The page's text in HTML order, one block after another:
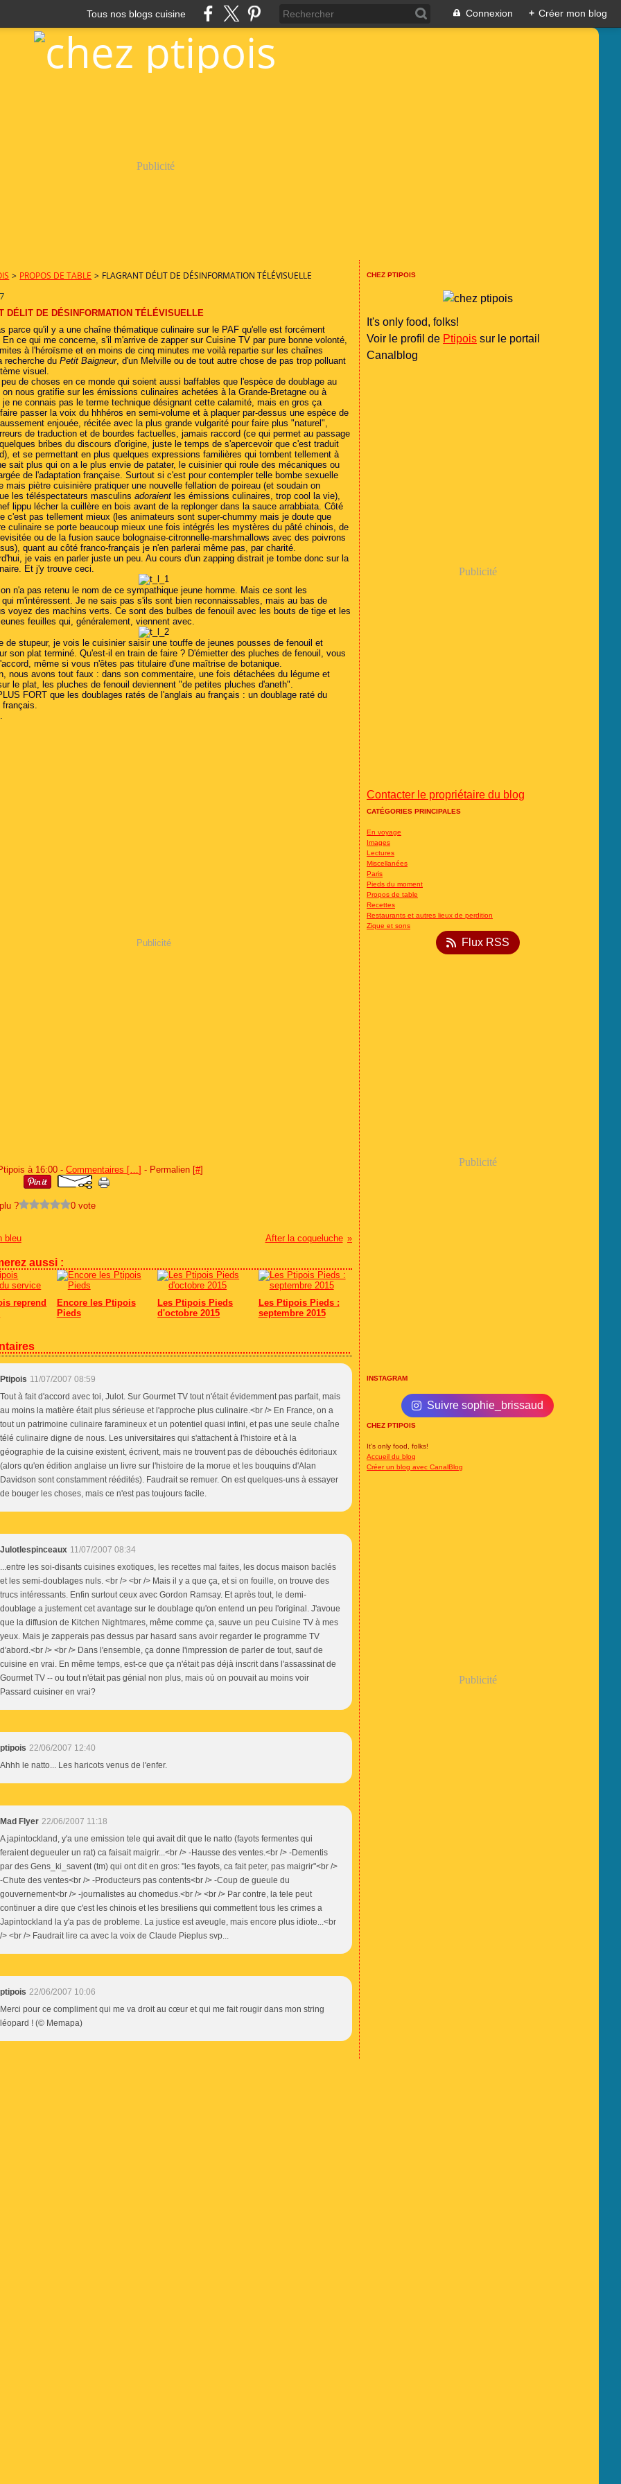
Tous nos blogs cuisine Connexion + Créer mon blog
Publicité
> PROPOS DE TABLE > FLAGRANT DÉLIT DE DÉSINFORMATION TÉLÉVISUELLE
DÉLIT DE DÉSINFORMATION TÉLÉVISUELLE
parce qu'il y a une chaîne thématique culinaire sur le PAF qu'elle est forcément
En ce qui me concerne, s'il m'arrive de zapper sur Cuisine TV par pure bonne volonté,
à l'héroïsme et en moins de cinq minutes me voilà repartie sur les chaînes
recherche duPetit Baigneur, d'un Melville ou de tout autre chose de pas trop polluant
visuel.
de choses en ce monde qui soient aussi baffables que l'espèce de doublage au
on nous gratifie sur les émissions culinaires achetées à la Grande-Bretagne ou à
je ne connais pas le terme technique désignant cette calamité, mais en gros ça
passer la voix du hhhéros en semi-volume et à plaquer par-dessus une espèce de
enjouée, récitée avec la plus grande vulgarité pour faire plus "naturel",
de traduction et de bourdes factuelles, jamais raccord (ce qui permet au passage
bribes du discours d'origine, juste le temps de s'apercevoir que c'est traduit
et se permettant en plus quelques expressions familières qui tombent tellement à
sait plus qui on a le plus envie de patater, le cuisinier qui roule des mécaniques ou
de l'adaptation française. Surtout si c'est pour contempler telle bombe sexuelle
mais piètre cuisinière pratiquer une nouvelle fellation de poireau (et soudain on
les téléspectateurs masculinsadoraient les émissions culinaires, trop cool la vie),
lippu lécher la cuillère en bois avant de la replonger dans la sauce arrabbiata. Côté
c'est pas tellement mieux (les animateurs sont super-chummy mais je doute que
culinaire se porte beaucoup mieux une fois intégrés les mystères du pâté chinois, de
ou de la fusion sauce bolognaise-citronnelle-marshmallows avec des poivrons
quant au côté franco-français je n'en parlerai même pas, par charité.
je vais en parler juste un peu. Au cours d'un zapping distrait je tombe donc sur la
Et j'y trouve ceci.
n'a pas retenu le nom de ce sympathique jeune homme. Mais ce sont les
qui m'intéressent. Je ne sais pas s'ils sont bien reconnaissables, mais au bas de
voyez des machins verts. Ce sont des bulbes de fenouil avec les bouts de tige et les
feuilles qui, généralement, viennent avec.
de stupeur, je vois le cuisinier saisir une touffe de jeunes pousses de fenouil et
son plat terminé. Qu'est-il en train de faire ? D'émietter des pluches de fenouil, vous
même si vous n'êtes pas titulaire d'une maîtrise de botanique.
nous avons tout faux : dans son commentaire, une fois détachées du légume et
le plat, les pluches de fenouil deviennent "de petites pluches d'aneth".
FORT que les doublages ratés de l'anglais au français : un doublage raté du
français.
Publicité
à 16:00 -Commentaires […] - Permalien [#]
? 0 vote
bleu After la coqueluche
aussi :
reprend
Encore les Ptipois
Pieds
Les Ptipois Pieds
d'octobre 2015
Les Ptipois Pieds :
septembre 2015
Ptipois 11/07/2007 08:59
Tout à fait d'accord avec toi, Julot. Sur Gourmet TV tout n'était évidemment pas parfait, mais
au moins la matière était plus sérieuse et l'approche plus culinaire.<br /> En France, on a
tout un patrimoine culinaire faramineux et un potentiel quasi infini, et pas une seule chaîne
télé culinaire digne de nous. Les universitaires qui s'attachent à l'histoire et à la
géographie de la cuisine existent, écrivent, mais ne trouvent pas de débouchés éditoriaux
(alors qu'en édition anglaise un livre sur l'histoire de la morue et les bouquins d'Alan
Davidson sont constamment réédités). Faudrait se remuer. On est quelques-uns à essayer
de bouger les choses, mais ce n'est pas toujours facile.
Julotlespinceaux 11/07/2007 08:34
...entre les soi-disants cuisines exotiques, les recettes mal faites, les docus maison baclés
et les semi-doublages nuls. <br /> <br /> Mais il y a que ça, et si on fouille, on trouve des
trucs intéressants. Enfin surtout ceux avec Gordon Ramsay. Et après tout, le demi-
doublage a justement cet avantage sur le doublage qu'on entend un peu l'original. J'avoue
que la diffusion de Kitchen Nightmares, même comme ça, sauve un peu Cuisine TV à mes
yeux. Mais je zapperais pas dessus par hasard sans avoir regarder le programme TV
d'abord.<br /> <br /> Dans l'ensemble, ça donne l'impression de parler de tout, sauf de
cuisine en vrai. En même temps, est-ce que ça n'était pas déjà inscrit dans l'assassinat de
Gourmet TV -- ou tout n'était pas génial non plus, mais où on pouvait au moins voir
Passard cuisiner en vrai?
ptipois 22/06/2007 12:40
Ahhh le natto... Les haricots venus de l'enfer.
Mad Flyer 22/06/2007 11:18
A japintockland, y'a une emission tele qui avait dit que le natto (fayots fermentes qui
feraient degueuler un rat) ca faisait maigrir...<br /> -Hausse des ventes.<br /> -Dementis
par des Gens_ki_savent (tm) qui ont dit en gros: "les fayots, ca fait peter, pas maigrir"<br />
-Chute des ventes<br /> -Producteurs pas contents<br /> -Coup de gueule du
gouvernement<br /> -journalistes au chomedus.<br /> <br /> Par contre, la tele peut
continuer a dire que c'est les chinois et les bresiliens qui commettent tous les crimes a
Japintockland la y'a pas de probleme. La justice est aveugle, mais encore plus idiote...<br
/> <br /> Faudrait lire ca avec la voix de Claude Pieplus svp...
ptipois 22/06/2007 10:06
Merci pour ce compliment qui me va droit au cœur et qui me fait rougir dans mon string
léopard ! (© Memapa)
CHEZ PTIPOIS
It's only food, folks!
Voir le profil de Ptipois sur le portail
Canalblog
Publicité
Contacter le propriétaire du blog
CATÉGORIES PRINCIPALES
En voyage
Images
Lectures
Miscellanées
Paris
Pieds du moment
Propos de table
Recettes
Restaurants et autres lieux de perdition
Zique et sons
Flux RSS
Publicité
INSTAGRAM
Suivre sophie_brissaud
CHEZ PTIPOIS
It's only food, folks!
Accueil du blog
Créer un blog avec CanalBlog
Publicité